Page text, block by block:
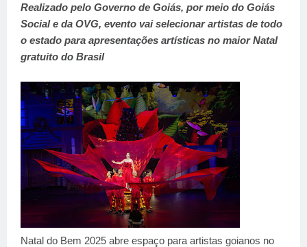
Realizado pelo Governo de Goiás, por meio do Goiás
Social e da OVG, evento vai selecionar artistas de todo
o estado para apresentações artísticas no maior Natal
gratuito do Brasil
Natal do Bem 2025 abre espaço para artistas goianos no